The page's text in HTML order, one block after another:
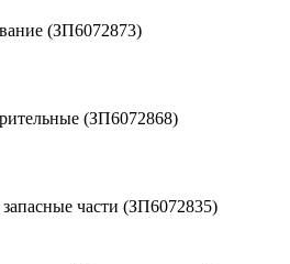
(ЗП6072873)
(ЗП6072868)
части (ЗП6072835)